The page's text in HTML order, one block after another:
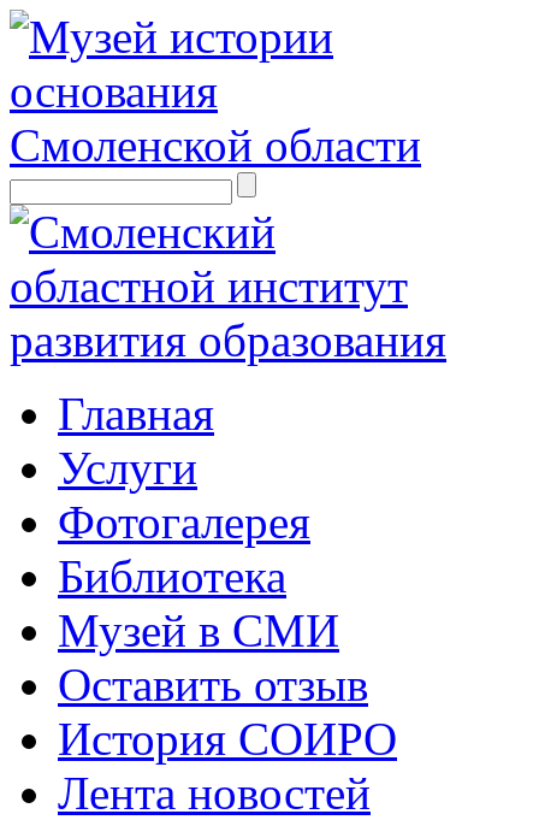
Главная
Услуги
Фотогалерея
Библиотека
Музей в СМИ
Оставить отзыв
История СОИРО
Лента новостей